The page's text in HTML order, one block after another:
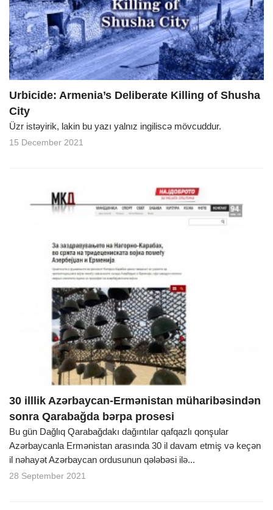
n
Urbicide: Armenia’s Deliberate Killing of Shusha
City
Üzr istəyirik, lakin bu yazı yalnız ingiliscə mövcuddur.
15 December 2021
30 illlik Azərbaycan-Ermənistan müharibəsindən
sonra Qarabağda bərpa prosesi
Bu gün Dağlıq Qarabağdakı dağıntılar qafqazlı qonşular
Azərbaycanla Ermənistan arasında 30 il davam etmiş və keçən
il nəhayət Azərbaycan ordusunun qələbəsi ilə...
28 September 2021